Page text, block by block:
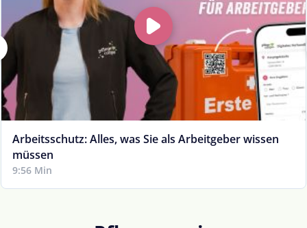
Arbeitsschutz: Alles, was Sie als Arbeitgeber wissen
müssen
9:56 Min